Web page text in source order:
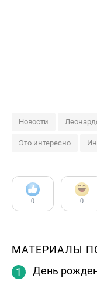
Новости
Это интересно
0 0
МАТЕРИАЛЫ
День